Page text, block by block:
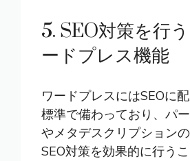
5. SEO対策を行
ードプレス機能
ワードプレスにはSEOに
標準で備わっており、パ
やメタデスクリプションの
SEO対策を効果的に行う